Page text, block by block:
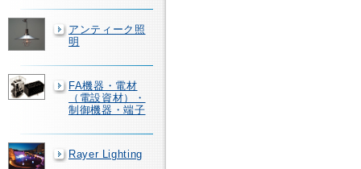
アンティーク照
明
FA機器・電材
（電設資材）・
制御機器・端子
Rayer Lighting